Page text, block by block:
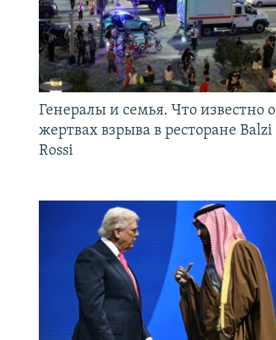
Генералы и семья. Что известно о
жертвах взрыва в ресторане Balzi
Rossi